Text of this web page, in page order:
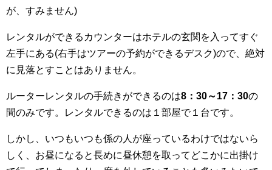
が、すみません)
レンタルができるカウンターはホテルの玄関を入ってすぐ
左手にある(右手はツアーの予約ができるデスク)ので、絶対
に見落とすことはありません。
ルーターレンタルの手続きができるのは8：30～17：30の
間のみです。レンタルできるのは１部屋で１台です。
しかし、いつもいつも係の人が座っているわけではないら
しく、お昼になると長めに昼休憩を取ってどこかに出掛け